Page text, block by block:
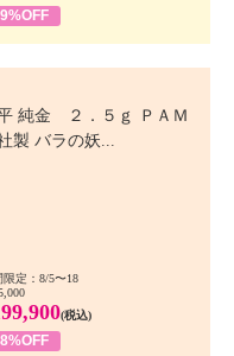
純金 ２．５ｇ ＰＡＭ
製 バラの妖...
限定：8/5〜18
(税込)